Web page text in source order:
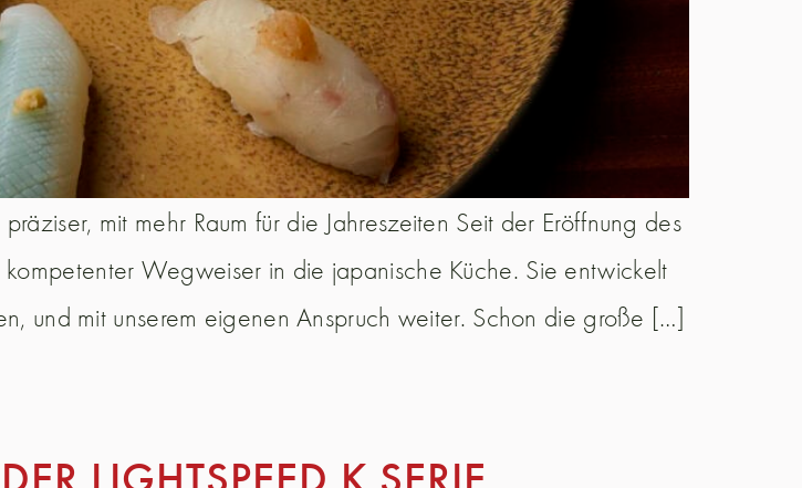
mit mehr Raum für die Jahreszeiten Seit der Eröffnung des
Wegweiser in die japanische Küche. Sie entwickelt
und mit unserem eigenen Anspruch weiter. Schon die große […]
LIGHTSPEED K SERIE